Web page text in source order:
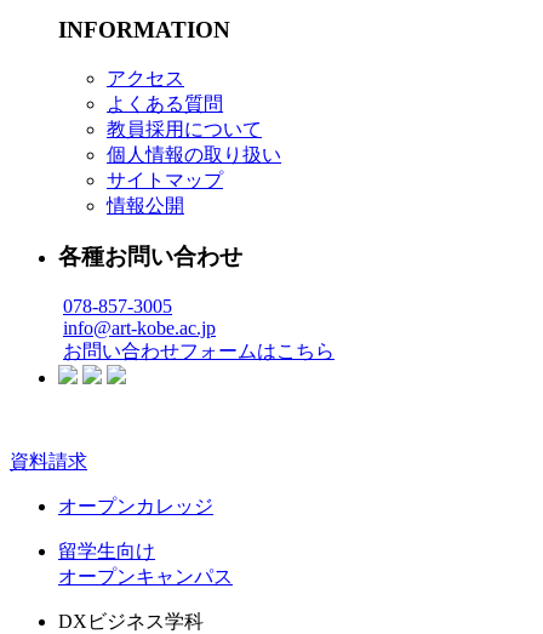
INFORMATION
アクセス
よくある質問
教員採用について
個人情報の取り扱い
サイトマップ
情報公開
各種お問い合わせ
078-857-3005
info@art-kobe.ac.jp
お問い合わせフォームはこちら
資料請求
オープンカレッジ
留学生向け
オープンキャンパス
DXビジネス学科